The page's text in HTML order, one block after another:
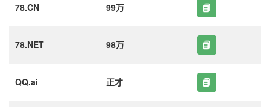
78.CN 99万
78.NET 98万
QQ.ai 正才